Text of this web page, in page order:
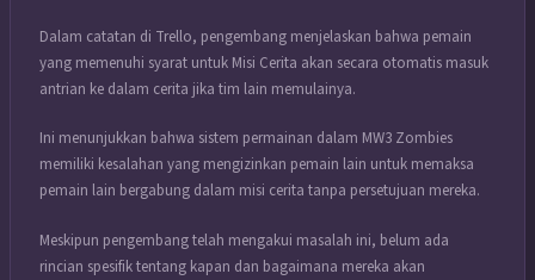
Dalam catatan di Trello, pengembang menjelaskan bahwa pemain
yang memenuhi syarat untuk Misi Cerita akan secara otomatis masuk
antrian ke dalam cerita jika tim lain memulainya.
Ini menunjukkan bahwa sistem permainan dalam MW3 Zombies
memiliki kesalahan yang mengizinkan pemain lain untuk memaksa
pemain lain bergabung dalam misi cerita tanpa persetujuan mereka.
Meskipun pengembang telah mengakui masalah ini, belum ada
rincian spesifik tentang kapan dan bagaimana mereka akan